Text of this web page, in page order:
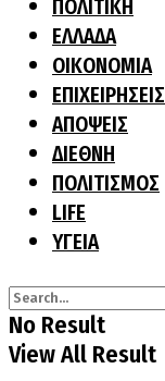
ΠΟΛΙΤΙΚΗ
ΕΛΛΑΔΑ
ΟΙΚΟΝΟΜΙΑ
ΕΠΙΧΕΙΡΗΣΕΙΣ
ΑΠΟΨΕΙΣ
ΔΙΕΘΝΗ
ΠΟΛΙΤΙΣΜΟΣ
LIFE
ΥΓΕΙΑ
No Result
View All Result